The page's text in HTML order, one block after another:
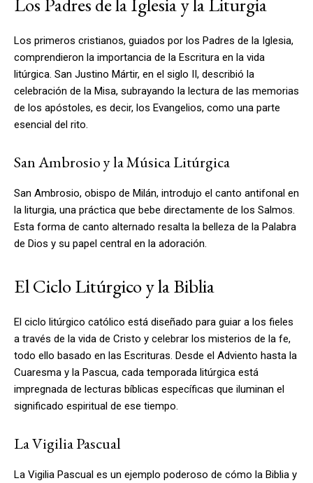
Los primeros cristianos, guiados por los Padres de la Iglesia,
comprendieron la importancia de la Escritura en la vida
litúrgica. San Justino Mártir, en el siglo II, describió la
celebración de la Misa, subrayando la lectura de las memorias
de los apóstoles, es decir, los Evangelios, como una parte
esencial del rito.
San Ambrosio y la Música Litúrgica
San Ambrosio, obispo de Milán, introdujo el canto antifonal en
la liturgia, una práctica que bebe directamente de los Salmos.
Esta forma de canto alternado resalta la belleza de la Palabra
de Dios y su papel central en la adoración.
El Ciclo Litúrgico y la Biblia
El ciclo litúrgico católico está diseñado para guiar a los fieles
a través de la vida de Cristo y celebrar los misterios de la fe,
todo ello basado en las Escrituras. Desde el Adviento hasta la
Cuaresma y la Pascua, cada temporada litúrgica está
impregnada de lecturas bíblicas específicas que iluminan el
significado espiritual de ese tiempo.
La Vigilia Pascual
La Vigilia Pascual es un ejemplo poderoso de cómo la Biblia y